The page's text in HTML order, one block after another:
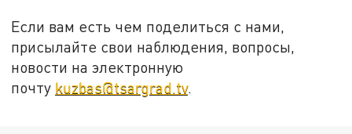
Если вам есть чем поделиться с нами,
присылайте свои наблюдения, вопросы,
новости на электронную
почту kuzbas@tsargrad.tv.